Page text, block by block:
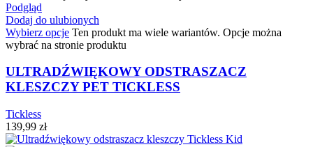
Podgląd
Dodaj do ulubionych
Wybierz opcje Ten produkt ma wiele wariantów. Opcje można
wybrać na stronie produktu
ULTRADŹWIĘKOWY ODSTRASZACZ
KLESZCZY PET TICKLESS
Tickless
139,99 zł